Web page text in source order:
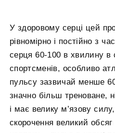
У здоровому серці цей
рівномірно і постійно з
серця 60-100 в хвилину в
спортсменів, особливо
пульсу зазвичай менше
значно більш треноване,
і має велику м’язову
скорочення великий обсяг